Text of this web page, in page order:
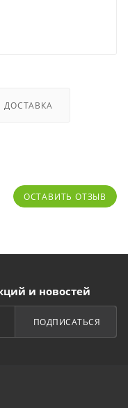
ДОСТАВКА
ОСТАВИТЬ ОТЗЫВ
и новостей
ПОДПИСАТЬСЯ